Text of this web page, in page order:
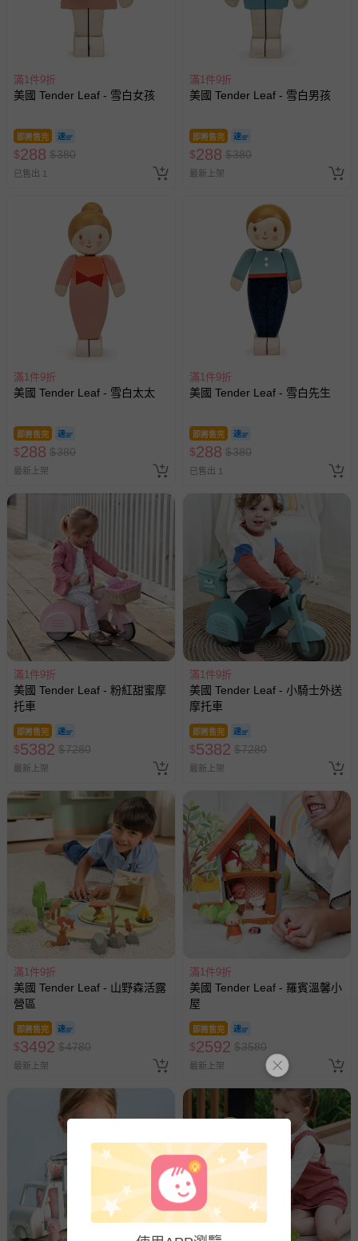
滿1件9折
美國 Tender Leaf - 雪白女孩
即將售完
$288 $380
已售出 1
滿1件9折
美國 Tender Leaf - 雪白男孩
即將售完
$288 $380
最新上架
滿1件9折
美國 Tender Leaf - 雪白太太
即將售完
$288 $380
最新上架
滿1件9折
美國 Tender Leaf - 雪白先生
即將售完
$288 $380
已售出 1
滿1件9折
美國 Tender Leaf - 粉紅甜蜜摩
托車
即將售完
$5382 $7280
最新上架
滿1件9折
美國 Tender Leaf - 小騎士外送
摩托車
即將售完
$5382 $7280
最新上架
滿1件9折
美國 Tender Leaf - 山野森活露
營區
即將售完
$3492 $4780
最新上架
滿1件9折
美國 Tender Leaf - 羅賓溫馨小
屋
即將售完
$2592 $3580
最新上架